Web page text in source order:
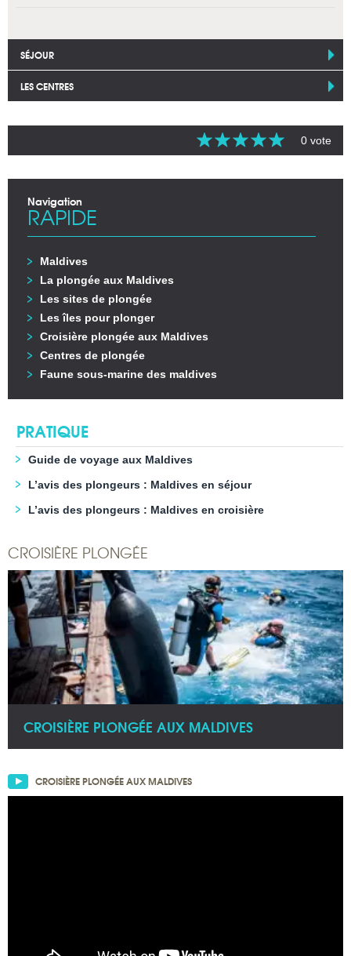
SÉJOUR
LES CENTRES
0 vote
Navigation
RAPIDE
Maldives
La plongée aux Maldives
Les sites de plongée
Les îles pour plonger
Croisière plongée aux Maldives
Centres de plongée
Faune sous-marine des maldives
PRATIQUE
Guide de voyage aux Maldives
L’avis des plongeurs : Maldives en séjour
L’avis des plongeurs : Maldives en croisière
CROISIÈRE PLONGÉE
CROISIÈRE PLONGÉE AUX MALDIVES
CROISIÈRE PLONGÉE AUX MALDIVES